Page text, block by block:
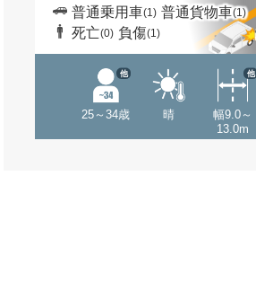
普通乗用車(1) 普通貨物車(1)
死亡(0) 負傷(1)
25～34歳
他
晴
幅9.0～
13.0m
他